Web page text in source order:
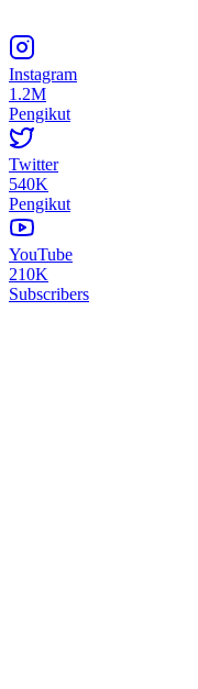
Instagram
1.2M
Pengikut
Twitter
540K
Pengikut
YouTube
210K
Subscribers